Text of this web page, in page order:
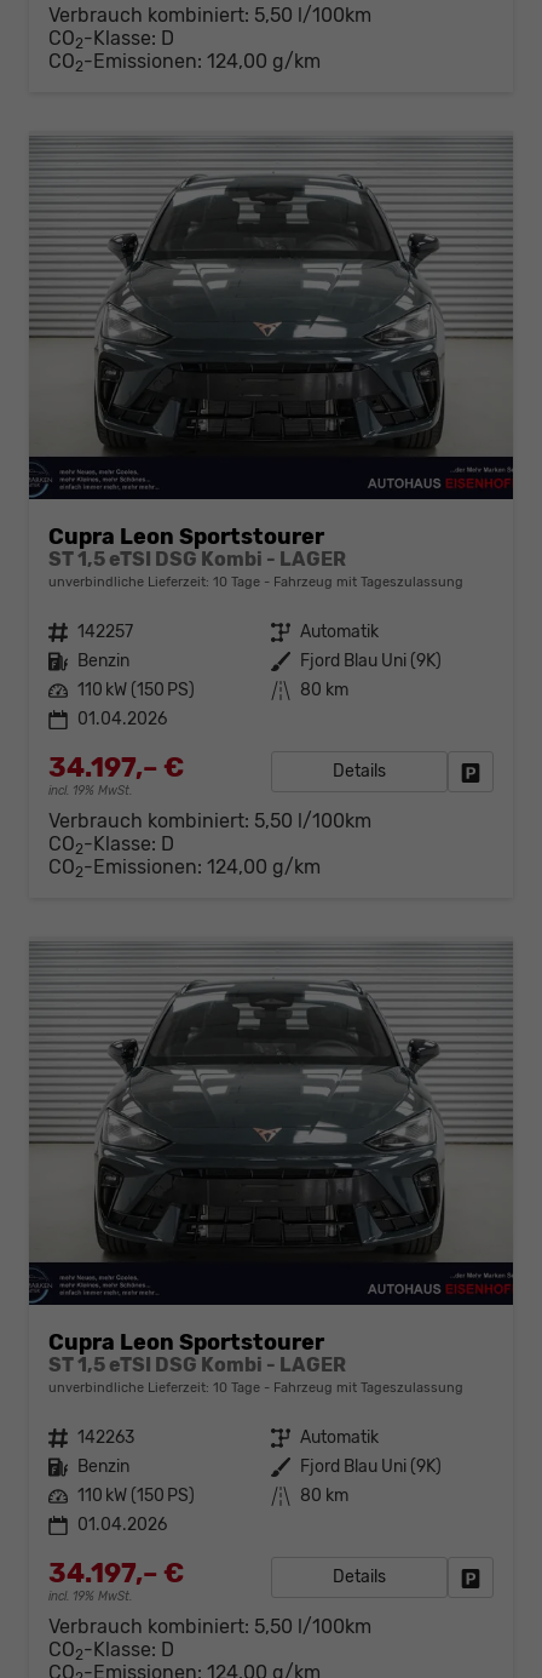
Verbrauch kombiniert: 5,50 l/100km
CO2-Klasse: D
CO2-Emissionen: 124,00 g/km
Cupra Leon Sportstourer
ST 1,5 eTSI DSG Kombi - LAGER
unverbindliche Lieferzeit: 10 Tage Fahrzeug mit Tageszulassung
Fahrzeugnr. 142257 Getriebe Automatik
Kraftstoff Benzin Außenfarbe Fjord Blau Uni (9K)
Leistung 110 kW (150 PS) Kilometerstand 80 km
01.04.2026
34.197,– €
incl. 19% MwSt.
Details
Verbrauch kombiniert: 5,50 l/100km
CO2-Klasse: D
CO2-Emissionen: 124,00 g/km
Cupra Leon Sportstourer
ST 1,5 eTSI DSG Kombi - LAGER
unverbindliche Lieferzeit: 10 Tage Fahrzeug mit Tageszulassung
Fahrzeugnr. 142263 Getriebe Automatik
Kraftstoff Benzin Außenfarbe Fjord Blau Uni (9K)
Leistung 110 kW (150 PS) Kilometerstand 80 km
01.04.2026
34.197,– €
incl. 19% MwSt.
Details
Verbrauch kombiniert: 5,50 l/100km
CO2-Klasse: D
CO -Emissionen: 124,00 g/km